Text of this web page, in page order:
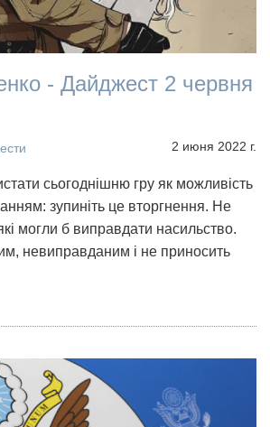
- Дайджест 2 червня
2 июня 2022 г.
сьогоднішню гру як можливість
зупиніть це вторгнення. Не
могли б виправдати насильство.
невиправданим і не приносить